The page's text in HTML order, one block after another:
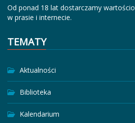
Od ponad 18 lat dostarczamy
w prasie i internecie.
TEMATY
Aktualności
Biblioteka
Kalendarium